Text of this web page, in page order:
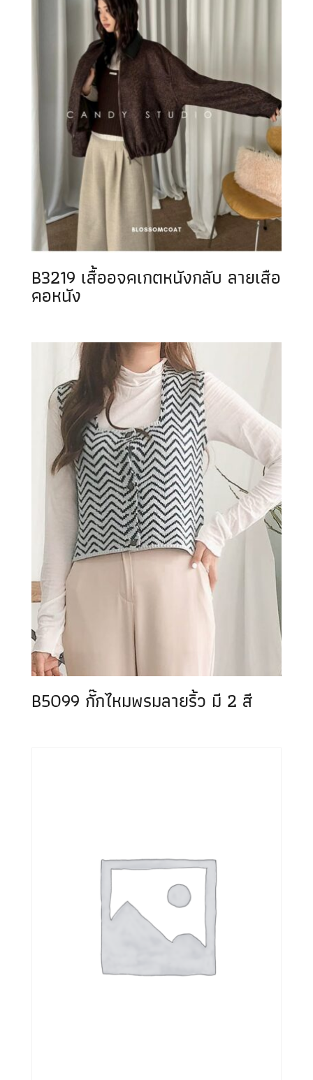
B3219 เสื้ออจคเกตหนังกลับ ลายเสือ
คอหนัง
B5099 กั๊กไหมพรมลายริ้ว มี 2 สี